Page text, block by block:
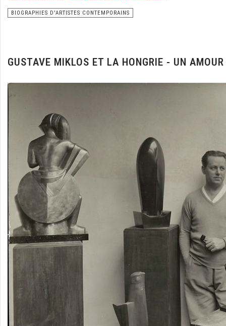
BIOGRAPHIES D'ARTISTES CONTEMPORAINS
GUSTAVE MIKLOS ET LA HONGRIE - UN